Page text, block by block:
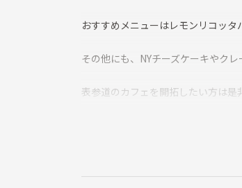
おすすめメニューはレモンリコッ
その他にも、NYチーズケーキやク
表参道のカフェを開拓したい方は
飲食代各自負担